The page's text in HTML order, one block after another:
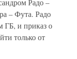
Радо –
– Фута. Радо
ГБ, и приказ о
только от